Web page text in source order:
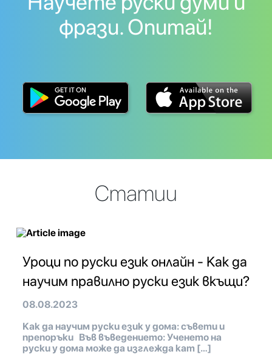
фрази. Опитай!
Статии
Уроци по руски език онлайн - Как да
научим правилно руски език вкъщи?
08.08.2023
Как да научим руски език у дома: съвети и
препоръки Във въведението: Ученето на
руски у дома може да изглежда кат […]